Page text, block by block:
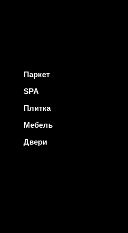
Паркет
SPA
Плитка
Мебель
Двери